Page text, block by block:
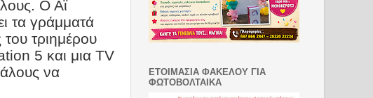
Ο Αϊ
τα γράμματά
τριημέρου
5 και μια TV
να
ΕΤΟΙΜΑΣΙΑ ΦΑΚΕΛΟΥ ΓΙΑ
ΦΩΤΟΒΟΛΤΑΙΚΑ